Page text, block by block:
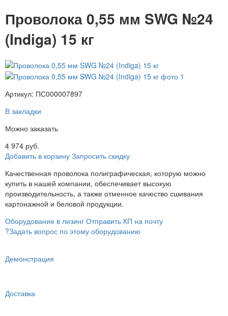
Проволока 0,55 мм SWG №24
(Indiga) 15 кг
Артикул: ПС000007897
В закладки
Можно заказать
4 974 руб.
Добавить в корзину Запросить скидку
Качественная проволока полиграфическая, которую можно
купить в нашей компании, обеспечивает высокую
производительность, а также отменное качество сшивания
картонажной и беловой продукции.
Оборудование в лизинг Отправить КП на почту
?Задать вопрос по этому оборудованию
Демонстрация
Доставка